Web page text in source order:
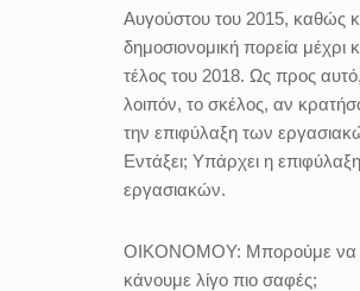
Αυγούστου του 2015, καθώς
δημοσιονομική πορεία μέχρι
τέλος του 2018. Ως προς αυτό,
λοιπόν, το σκέλος, αν
την επιφύλαξη των
Εντάξει; Υπάρχει η
εργασιακών.
ΟΙΚΟΝΟΜΟΥ: Μπορούμε να
κάνουμε λίγο πιο σαφές;